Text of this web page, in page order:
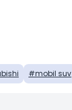
mobil suv